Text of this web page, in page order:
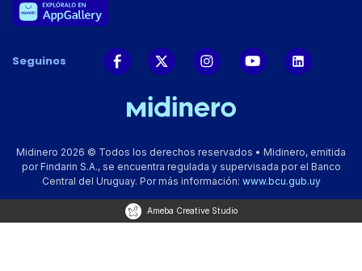
Seguinos
Midinero 2026 © Todos los derechos reservados • Midinero, emitida
por Findarin S.A., se encuentra regulada y supervisada por el Banco
Central del Uruguay. Por más información: www.bcu.gub.uy
Ameba Creative Studio